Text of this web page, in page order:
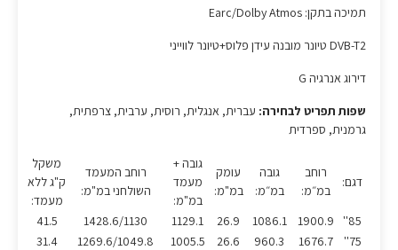
תמיכה בתקן: Earc/Dolby Atmos
DVB-T2 טיונר מובנה עידן פלוס+טיונר לווייני
דירוג אנרגיה G
שפות תפריט לבחירה: עברית, אנגלית, רוסית, ערבית, צרפתית,
גרמנית, ספרדית
דגם:
רוחב
במ״מ:
גובה
במ״מ:
עומק
במ"מ:
גובה +
מעמד
במ"מ:
רוחב המעמד
השולחני במ"מ:
משקל
ק"ג ללא
מעמד:
85''
1900.9
1086.1
26.9
1129.1
1428.6/1130
41.5
75''
1676.7
960.3
26.6
1005.5
1269.6/1049.8
31.4